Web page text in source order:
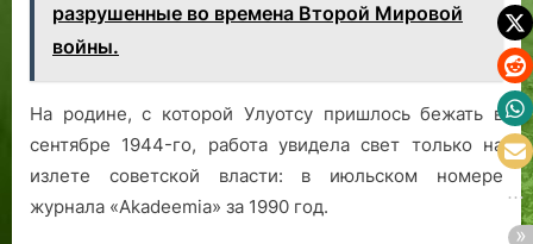
разрушенные во времена Второй Мировой
войны.
На родине, с которой Улуотсу пришлось бежать в
сентябре 1944-го, работа увидела свет только на
излете советской власти: в июльском номере
журнала «Akadeemia» за 1990 год.